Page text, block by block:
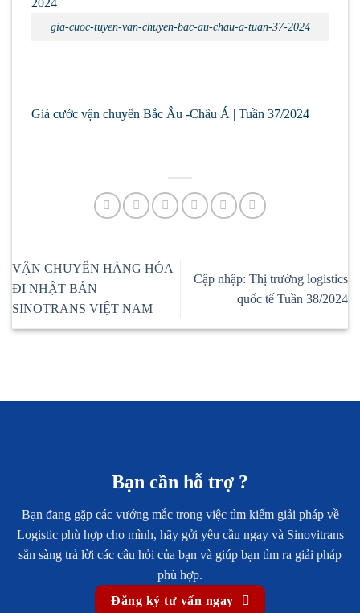
gia-cuoc-tuyen-van-chuyen-bac-au-chau-a-tuan-37-2024
Giá cước vận chuyển Bắc Âu -Châu Á | Tuần 37/2024
VẬN CHUYỂN HÀNG HÓA
ĐI NHẬT BẢN –
SINOTRANS VIỆT NAM
Cập nhập: Thị trường logistics
quốc tế Tuần 38/2024
Bạn cần hỗ trợ ?
Bạn đang gặp các vướng mắc trong việc tìm kiếm giải pháp về
Logistic phù hợp cho mình, hãy gởi yêu cầu ngay và Sinovitrans
sẵn sàng trả lời các câu hỏi của bạn và giúp bạn tìm ra giải pháp
phù hợp.
Đăng ký tư vấn ngay